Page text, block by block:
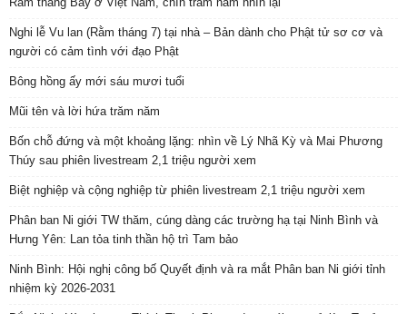
Nghi lễ Vu lan (Rằm tháng 7) tại nhà – Bản dành cho Phật tử sơ cơ và
người có cảm tình với đạo Phật
Bông hồng ấy mới sáu mươi tuổi
Mũi tên và lời hứa trăm năm
Bốn chỗ đứng và một khoảng lặng: nhìn về Lý Nhã Kỳ và Mai Phương
Thúy sau phiên livestream 2,1 triệu người xem
Biệt nghiệp và cộng nghiệp từ phiên livestream 2,1 triệu người xem
Phân ban Ni giới TW thăm, cúng dàng các trường hạ tại Ninh Bình và
Hưng Yên: Lan tỏa tinh thần hộ trì Tam bảo
Ninh Bình: Hội nghị công bố Quyết định và ra mắt Phân ban Ni giới tỉnh
nhiệm kỳ 2026-2031